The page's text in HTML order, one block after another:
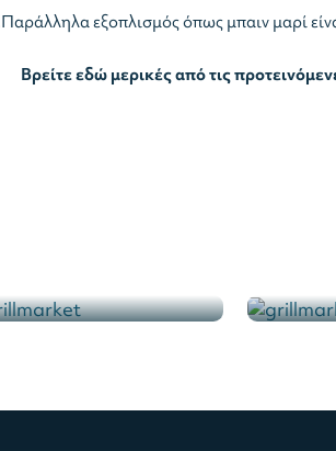
εξοπλισμός όπως μπαιν μαρί
Βρείτε εδώ μερικές από τις